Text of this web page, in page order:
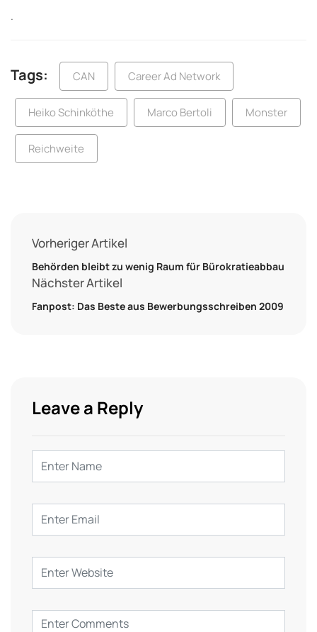
.
Tags: CAN Career Ad Network
Heiko Schinköthe Marco Bertoli Monster
Reichweite
Vorheriger Artikel
Behörden bleibt zu wenig Raum für Bürokratieabbau
Nächster Artikel
Fanpost: Das Beste aus Bewerbungsschreiben 2009
Leave a Reply